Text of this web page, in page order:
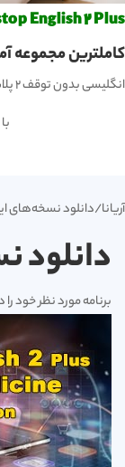
English 2 Plus
کاملترین مجموعه
انگلیسی بدون توقف 2 پلاس را هم اکنون با تخفیف ویژه تهیه کنید.
آریانا/دانلود نسخه‌های
دانلود
برنامه مورد نظر خود